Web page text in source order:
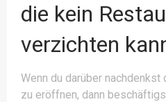
die kein
verzichten
Wenn du darüber
zu eröffnen, dann